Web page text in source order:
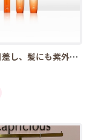
夏の強い日差し、髪にも紫外線対策！